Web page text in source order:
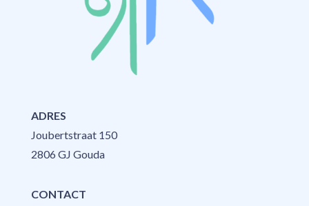
ADRES
Joubertstraat 150
2806 GJ Gouda
CONTACT